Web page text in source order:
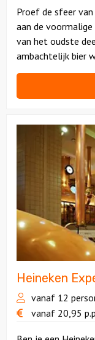
Proef de sfeer
aan de
van het oudste
ambachtelijk bier
Heineken
vanaf 12
vanaf 20,95